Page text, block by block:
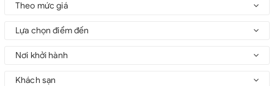
Theo mức giá
Lựa chọn điểm đến
Nơi khởi hành
Khách sạn